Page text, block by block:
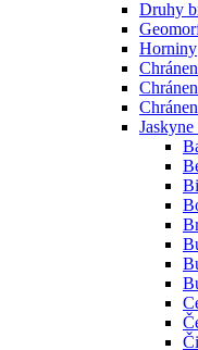
Druhy
Horniny